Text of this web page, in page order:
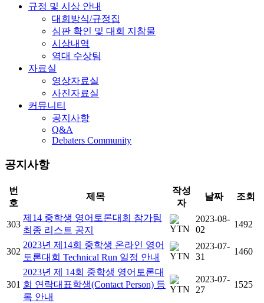
규정 및 시상 안내
대회방식/규정집
심판 확인 및 대회 지참물
시상내역
역대 수상팀
자료실
영상자료실
사진자료실
커뮤니티
공지사항
Q&A
Debaters Community
공지사항
번
호
제목
작성
자
날짜 조회
303
제14 중학생 영어토론대회 참가팀
최종 리스트 공지
2023-08-
02
1492
302
2023년 제14회 중학생 온라인 영어
토론대회 Technical Run 일정 안내
2023-07-
31
1460
301
2023년 제 14회 중학생 영어토론대
회 연락대표학생(Contact Person) 등
록 안내
2023-07-
27
1525